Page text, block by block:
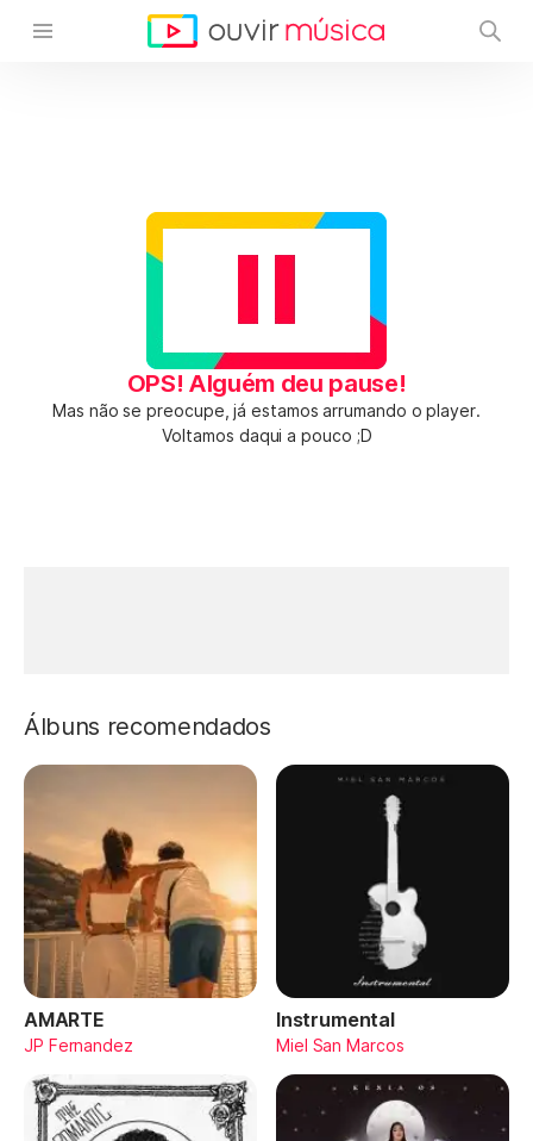
OPS! Alguém deu pause!
Mas não se preocupe, já estamos arrumando o player.
Voltamos daqui a pouco ;D
Álbuns recomendados
AMARTE
JP Fernandez
Instrumental
Miel San Marcos